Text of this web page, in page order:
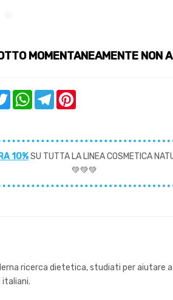
MOMENTANEAMENTE NON
Twitter WhatsAppTelegram
10%SU TUTTA LA LINEA COSMETICA
💚💚💚
ricerca dietetica, studiati per aiutare
italiani.